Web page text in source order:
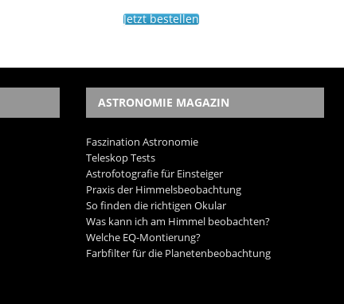
Jetzt bestellen
ASTRONOMIE MAGAZIN
Faszination Astronomie
Teleskop Tests
Astrofotografie für Einsteiger
Praxis der Himmelsbeobachtung
So finden die richtigen Okular
Was kann ich am Himmel beobachten?
Welche EQ-Montierung?
Farbfilter für die Planetenbeobachtung